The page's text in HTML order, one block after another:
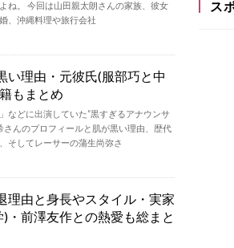
ね。 今回は山田親太朗さんの家族、彼女
、沖縄料理や旅行会社
い理由・元彼氏(服部巧と中
もまとめ
などに出演していた”黒すぎるアナウンサ
さんのプロフィールと肌が黒い理由、歴代
そしてレーサーの蒲生尚弥さ
理由と身長やスタイル・実家
・前澤友作との熱愛も総まと
ス